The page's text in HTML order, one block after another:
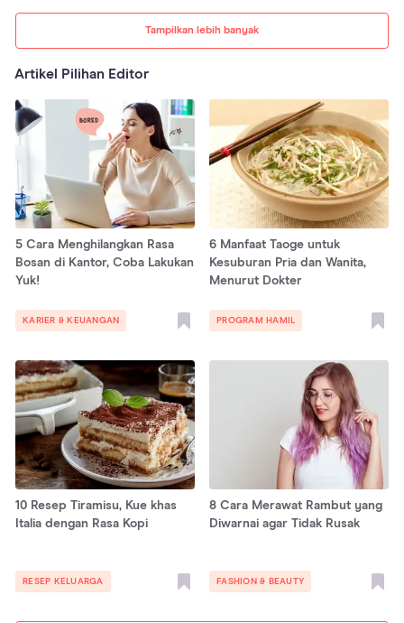
Tampilkan lebih banyak
Artikel Pilihan Editor
5 Cara Menghilangkan Rasa
Bosan di Kantor, Coba Lakukan
Yuk!
KARIER & KEUANGAN
6 Manfaat Taoge untuk
Kesuburan Pria dan Wanita,
Menurut Dokter
PROGRAM HAMIL
10 Resep Tiramisu, Kue khas
Italia dengan Rasa Kopi
RESEP KELUARGA
8 Cara Merawat Rambut yang
Diwarnai agar Tidak Rusak
FASHION & BEAUTY